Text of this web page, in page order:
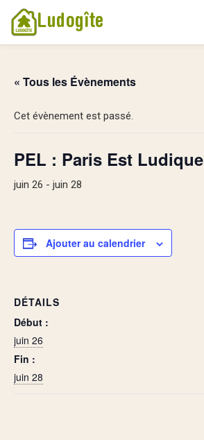
Ludogîte
« Tous les Évènements
Cet évènement est passé.
PEL : Paris Est Ludique
juin 26 - juin 28
Ajouter au calendrier
DÉTAILS
Début :
juin 26
Fin :
juin 28